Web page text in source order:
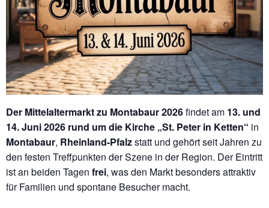
Der Mittelaltermarkt zu Montabaur 2026findet am 13. und
14. Juni 2026 rund um die Kirche „St. Peter in Ketten“ in
Montabaur, Rheinland-Pfalzstatt und gehört seit Jahren zu
den festen Treffpunkten der Szene in der Region. Der Eintritt
ist an beiden Tagen frei, was den Markt besonders attraktiv
für Familien und spontane Besucher macht.